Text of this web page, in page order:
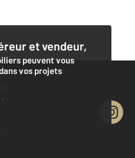
et vendeur,
peuvent vous
vos projets
l'agence
estimation